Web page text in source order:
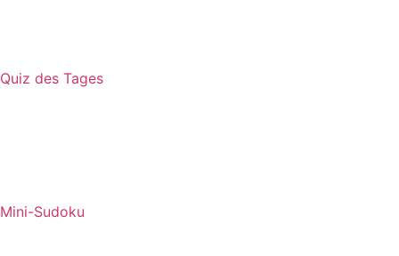
Quiz des Tages
Mini-Sudoku